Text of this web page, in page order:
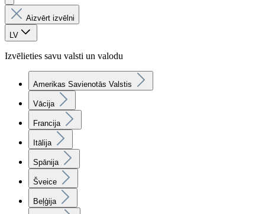
Aizvērt izvēlni
LV
Izvēlieties savu valsti un valodu
Amerikas Savienotās Valstis
Vācija
Francija
Itālija
Spānija
Šveice
Beļģija